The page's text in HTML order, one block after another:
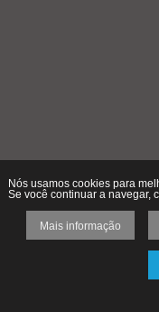
Nós usamos cookies para
Se você continuar a navegar,
Mais informação